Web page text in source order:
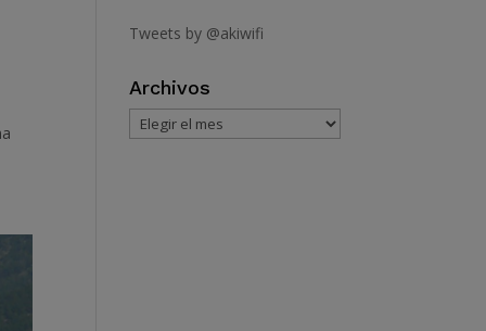
Tweets by @akiwifi
Archivos
Archivos